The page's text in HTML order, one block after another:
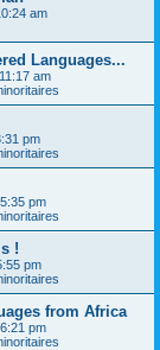
am
Languages...
am
pm
pm
!
pm
from Africa
pm